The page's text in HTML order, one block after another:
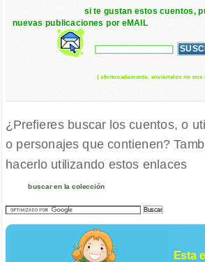
si te gustan estos cuentos,
nuevas publicaciones por eMAIL
( afortunadamente, enviártelos no nos
¿Prefieres buscar los cuentos, o
o personajes que contienen?
hacerlo utilizando estos enlaces
buscar en la colección
Esta